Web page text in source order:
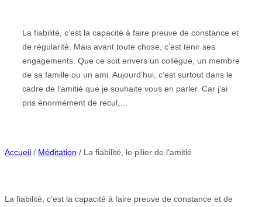
La fiabilité, c’est la capacité à faire preuve de constance et
de régularité. Mais avant toute chose, c’est tenir ses
engagements. Que ce soit envers un collègue, un membre
de sa famille ou un ami. Aujourd’hui, c’est surtout dans le
cadre de l’amitié que je souhaite vous en parler. Car j’ai
pris énormément de recul,…
Accueil / Méditation / La fiabilité, le pilier de l’amitié
La fiabilité, c’est la capacité à faire preuve de constance et de